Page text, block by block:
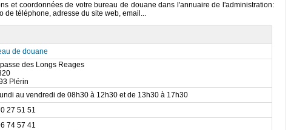
et coordonnées de votre bureau de douane dans l'annuaire de l'administration:
de téléphone, adresse du site web, email...
de douane
des Longs Reages
Plérin
au vendredi de 08h30 à 12h30 et de 13h30 à 17h30
27 51 51
74 57 41